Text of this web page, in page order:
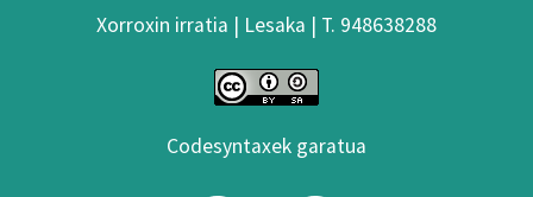
Xorroxin irratia | Lesaka | T. 948638288
Codesyntaxek garatua